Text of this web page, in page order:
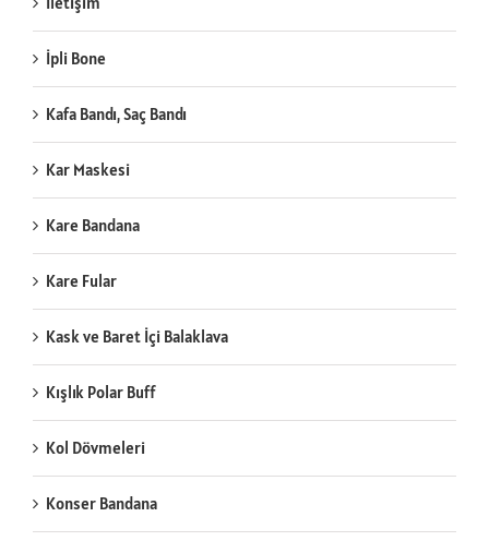
İpli Bone
Kafa Bandı, Saç Bandı
Kar Maskesi
Kare Bandana
Kare Fular
Kask ve Baret İçi Balaklava
Kışlık Polar Buff
Kol Dövmeleri
Konser Bandana